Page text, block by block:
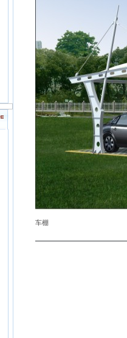
车棚